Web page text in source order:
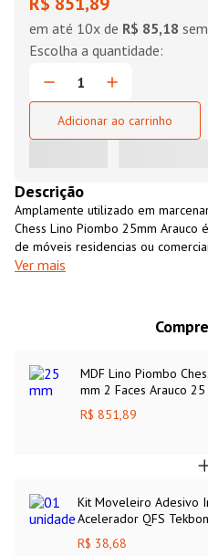
em até 10x de R$ 85,18
Adicionar ao carrinho
Descrição
Amplamente utilizado em
Chess Lino Piombo 25mm
de móveis residencias ou
closets, revestimento de paredes,
ecológicamente sustentável,
florestas cultivadas para essa
Ver mais
MDF Lino Piombo
mm 2 Faces Arauco 25
R$ 851,89
Kit Moveleiro Adesivo
Acelerador QFS
R$ 38,68